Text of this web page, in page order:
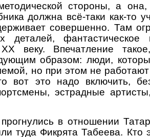
стороны, а
должна всё-таки как-то
совершенно. Там
деталей, фантастическое
веку. Впечатление
образом: люди,
но при этом не
вот это надо включить,
эстрадные
в отношении
туда Фикрята Табеева. Кто